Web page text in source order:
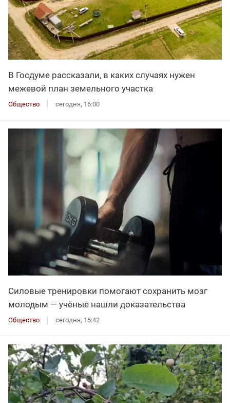
В Госдуме рассказали, в каких случаях нужен
межевой план земельного участка
Общество сегодня, 16:00
Силовые тренировки помогают сохранить мозг
молодым — учёные нашли доказательства
Общество сегодня, 15:42